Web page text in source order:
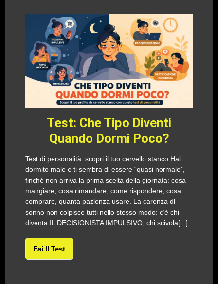
Test: Che Tipo Diventi
Quando Dormi Poco?
Test di personalità: scopri il tuo cervello stanco Hai
dormito male e ti sembra di essere “quasi normale”,
finché non arriva la prima scelta della giornata: cosa
mangiare, cosa rimandare, come rispondere, cosa
comprare, quanta pazienza usare. La carenza di
sonno non colpisce tutti nello stesso modo: c’è chi
diventa IL DECISIONISTA IMPULSIVO, chi scivola[...]
Fai Il Test